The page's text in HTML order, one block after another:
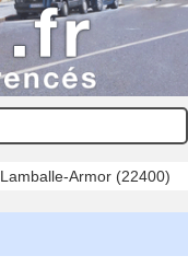
Lamballe-Armor (22400)